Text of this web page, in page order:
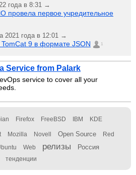
года в 8:31 →
провела первое учредительное
2021 года в 12:01 →
9 в формате JSON 1
Service from Palark
service to cover all your
Firefox FreeBSD IBM KDE
Mozilla Novell Open Source Red
Web релизы Россия
тенденции